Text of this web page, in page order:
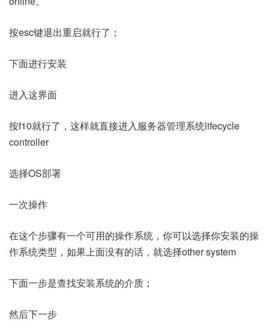
按esc键退出重启就行了；
下面进行安装
进入这界面
按f10就行了，这样就直接进入服务器管理系统lifecycle
controller
选择OS部署
一次操作
在这个步骤有一个可用的操作系统，你可以选择你安装的操
作系统类型，如果上面没有的话，就选择other system
下面一步是查找安装系统的介质；
然后下一步